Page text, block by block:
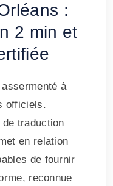
:
2 min et
à
officiels.
traduction
en relation
de fournir
reconnue